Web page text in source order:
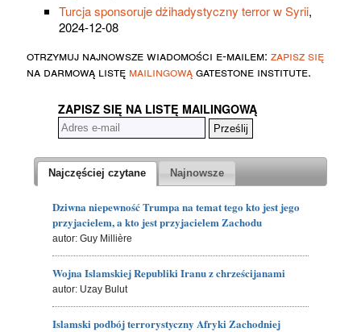
Turcja sponsoruje dżihadystyczny terror w Syrii,
2024-12-08
otrzymuj najnowsze wiadomości e-mailem: zapisz się
na darmową listę mailingowągatestone institute.
ZAPISZ SIĘ NA LISTĘ MAILINGOWĄ
Najczęściej czytane Najnowsze
Dziwna niepewność Trumpa na temat tego kto jest jego
przyjacielem, a kto jest przyjacielem Zachodu
autor: Guy Millière
Wojna Islamskiej Republiki Iranu z chrześcijanami
autor: Uzay Bulut
Islamski podbój terrorystyczny Afryki Zachodniej